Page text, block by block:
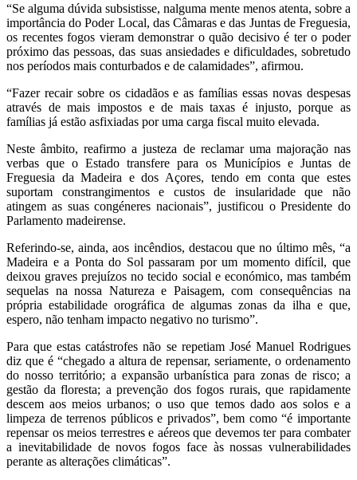
“Se alguma dúvida subsistisse, nalguma mente menos atenta, sobre a
importância do Poder Local, das Câmaras e das Juntas de Freguesia,
os recentes fogos vieram demonstrar o quão decisivo é ter o poder
próximo das pessoas, das suas ansiedades e dificuldades, sobretudo
nos períodos mais conturbados e de calamidades”, afirmou.
“Fazer recair sobre os cidadãos e as famílias essas novas despesas
através de mais impostos e de mais taxas é injusto, porque as
famílias já estão asfixiadas por uma carga fiscal muito elevada.
Neste âmbito, reafirmo a justeza de reclamar uma majoração nas
verbas que o Estado transfere para os Municípios e Juntas de
Freguesia da Madeira e dos Açores, tendo em conta que estes
suportam constrangimentos e custos de insularidade que não
atingem as suas congéneres nacionais”, justificou o Presidente do
Parlamento madeirense.
Referindo-se, ainda, aos incêndios, destacou que no último mês, “a
Madeira e a Ponta do Sol passaram por um momento difícil, que
deixou graves prejuízos no tecido social e económico, mas também
sequelas na nossa Natureza e Paisagem, com consequências na
própria estabilidade orográfica de algumas zonas da ilha e que,
espero, não tenham impacto negativo no turismo”.
Para que estas catástrofes não se repetiam José Manuel Rodrigues
diz que é “chegado a altura de repensar, seriamente, o ordenamento
do nosso território; a expansão urbanística para zonas de risco; a
gestão da floresta; a prevenção dos fogos rurais, que rapidamente
descem aos meios urbanos; o uso que temos dado aos solos e a
limpeza de terrenos públicos e privados”, bem como “é importante
repensar os meios terrestres e aéreos que devemos ter para combater
a inevitabilidade de novos fogos face às nossas vulnerabilidades
perante as alterações climáticas”.